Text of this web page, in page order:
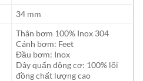
34 mm
Thân bơm 100% Inox 304
Cánh bơm: Feet
Đầu bơm: Inox
Dây quấn động cơ: 100% lõi
đồng chất lượng cao